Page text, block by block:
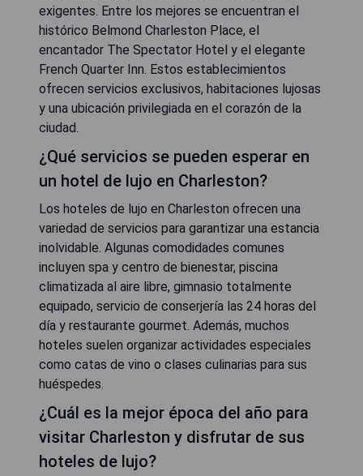
exigentes. Entre los mejores se encuentran el
histórico Belmond Charleston Place, el
encantador The Spectator Hotel y el elegante
French Quarter Inn. Estos establecimientos
ofrecen servicios exclusivos, habitaciones lujosas
y una ubicación privilegiada en el corazón de la
ciudad.
¿Qué servicios se pueden esperar en
un hotel de lujo en Charleston?
Los hoteles de lujo en Charleston ofrecen una
variedad de servicios para garantizar una estancia
inolvidable. Algunas comodidades comunes
incluyen spa y centro de bienestar, piscina
climatizada al aire libre, gimnasio totalmente
equipado, servicio de conserjería las 24 horas del
día y restaurante gourmet. Además, muchos
hoteles suelen organizar actividades especiales
como catas de vino o clases culinarias para sus
huéspedes.
¿Cuál es la mejor época del año para
visitar Charleston y disfrutar de sus
hoteles de lujo?